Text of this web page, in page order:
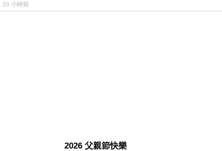
的墨客，在京城的古玩肆裡
20 小時前
2026 父親節快樂